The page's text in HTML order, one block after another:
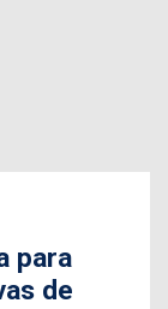
para
de